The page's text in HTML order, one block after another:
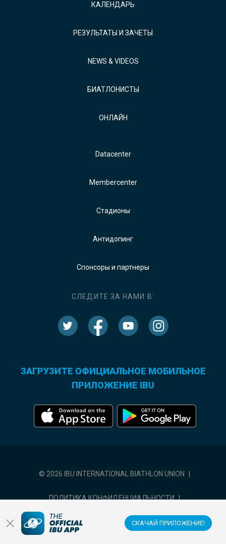
СКАЧАЙ ПРИЛОЖЕНИЕ!
КАЛЕНДАРЬ
РЕЗУЛЬТАТЫ И ЗАЧЕТЫ
NEWS & VIDEOS
БИАТЛОНИСТЫ
ОНЛАЙН
Datacenter
Membercenter
Стадионы
Антидопинг
Спонсоры и партнеры
СЛЕДИТЕ ЗА НАМИ В:
ЗАГРУЗИТЕ ОФИЦИАЛЬНОЕ МОБИЛЬНОЕ
ПРИЛОЖЕНИЕ IBU
© 2026 IBU INTERNATIONAL BIATHLON UNION
ПОЛИТИКА КОНФИДЕНЦИАЛЬНОСТИ |
УСЛОВИЯ ИСПОЛЬЗОВАНИЯ НАСТРОЙКИ ФАЙЛОВ COOKIE